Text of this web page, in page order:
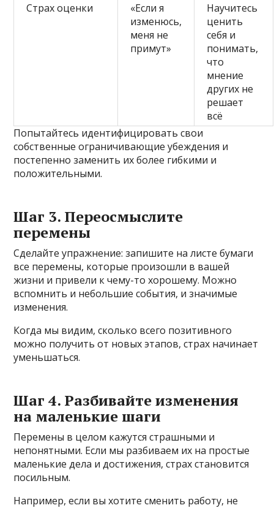
Страх оценки
«Если я
изменюсь,
меня не
примут»
Научитесь
ценить
себя и
понимать,
что
мнение
других не
решает
всё
Попытайтесь идентифицировать свои
собственные ограничивающие убеждения и
постепенно заменить их более гибкими и
положительными.
Шаг 3. Переосмыслите
перемены
Сделайте упражнение: запишите на листе бумаги
все перемены, которые произошли в вашей
жизни и привели к чему-то хорошему. Можно
вспомнить и небольшие события, и значимые
изменения.
Когда мы видим, сколько всего позитивного
можно получить от новых этапов, страх начинает
уменьшаться.
Шаг 4. Разбивайте изменения
на маленькие шаги
Перемены в целом кажутся страшными и
непонятными. Если мы разбиваем их на простые
маленькие дела и достижения, страх становится
посильным.
Например, если вы хотите сменить работу, не